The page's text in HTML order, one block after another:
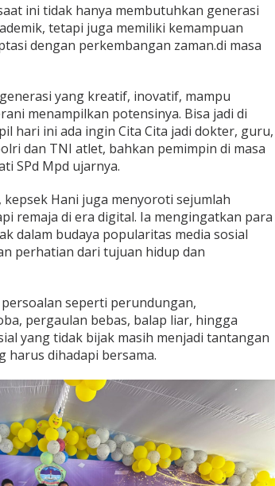
ini tidak hanya membutuhkan generasi
tetapi juga memiliki kemampuan
dengan perkembangan zaman.di masa
yang kreatif, inovatif, mampu
menampilkan potensinya. Bisa jadi di
hari ini ada ingin Cita Cita jadi dokter, guru,
dan TNI atlet, bahkan pemimpin di masa
SPd Mpd ujarnya.
Hani juga menyoroti sejumlah
remaja di era digital. Ia mengingatkan para
dalam budaya popularitas media sosial
perhatian dari tujuan hidup dan
seperti perundungan,
pergaulan bebas, balap liar, hingga
yang tidak bijak masih menjadi tantangan
harus dihadapi bersama.